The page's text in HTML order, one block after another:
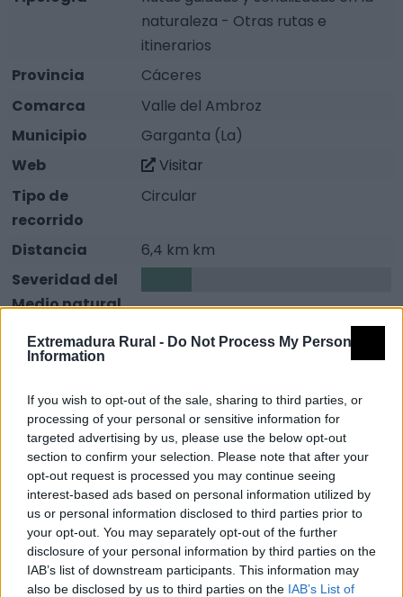
Extremadura Rural - Do Not Process My Personal
Information
If you wish to opt-out of the sale, sharing to third parties, or
processing of your personal or sensitive information for
targeted advertising by us, please use the below opt-out
section to confirm your selection. Please note that after your
opt-out request is processed you may continue seeing
interest-based ads based on personal information utilized by
us or personal information disclosed to third parties prior to
your opt-out. You may separately opt-out of the further
disclosure of your personal information by third parties on the
IAB’s list of downstream participants. This information may
also be disclosed by us to third parties on the IAB’s List of
naturaleza - Otras rutas e
itinerarios
Provincia
Cáceres
Comarca
Valle del Ambroz
Municipio
Garganta (La)
Web
Visitar
Tipo de
recorrido
Circular
Distancia
6,4 km km
Severidad del
Medio natural
Orientación en
el Itinerario
2
Desplazamiento
Cantidad de
Esfuerzo
2
Descripción
Esta ruta explora la naturaleza de la montaña y la
ingeniería tradicional de la Garganta en el fantástico